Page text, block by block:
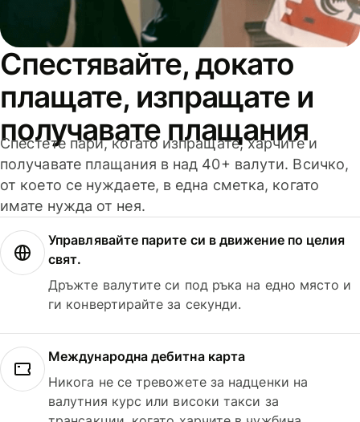
Спестявайте, докато
плащате, изпращате и
получавате плащания
Спестете пари, когато изпращате, харчите и
получавате плащания в над 40+ валути. Всичко,
от което се нуждаете, в една сметка, когато
имате нужда от нея.
Управлявайте парите си в движение по целия
свят.
Дръжте валутите си под ръка на едно място и
ги конвертирайте за секунди.
Международна дебитна карта
Никога не се тревожете за надценки на
валутния курс или високи такси за